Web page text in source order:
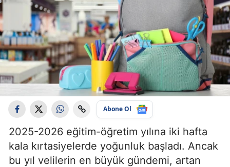
Abone Ol
2025-2026 eğitim-öğretim yılına iki hafta
kala kırtasiyelerde yoğunluk başladı. Ancak
bu yıl velilerin en büyük gündemi, artan